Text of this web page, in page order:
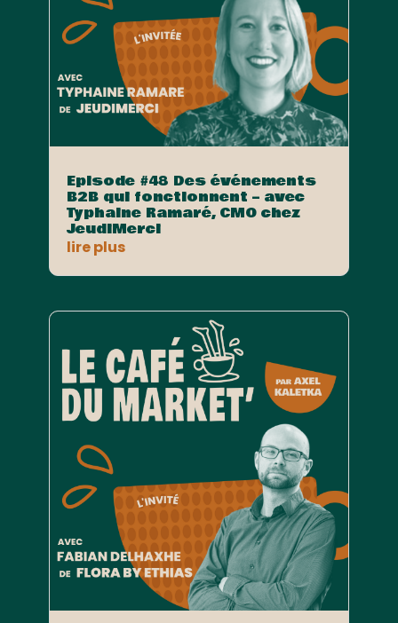
Episode #48 Des événements
B2B qui fonctionnent – avec
Typhaine Ramaré, CMO chez
JeudiMerci
lire plus